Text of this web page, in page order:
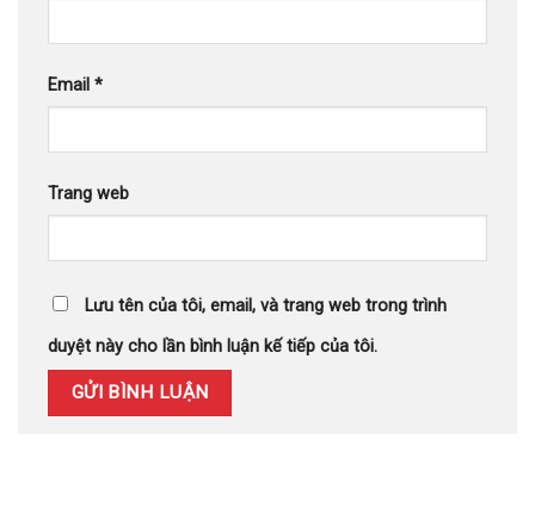
Email *
Trang web
Lưu tên của tôi, email, và trang web trong trình
duyệt này cho lần bình luận kế tiếp của tôi.